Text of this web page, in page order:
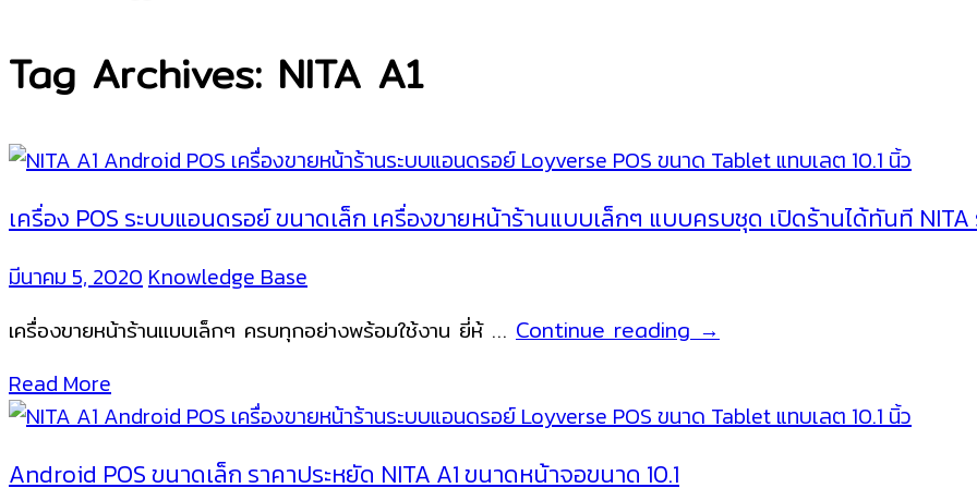
Tag Archives: NITA A1
เครื่อง POS ระบบแอนดรอย์ ขนาดเล็ก เครื่องขายหน้าร้านแบบเล็กๆ แบบครบชุด เปิดร้านได้ทันที NITA
มีนาคม 5, 2020Knowledge Base
เครื่องขายหน้าร้านแบบเล็กๆ ครบทุกอย่างพร้อมใช้งาน ยี่ห้ … Continue readingเครื่อง
แอน
→
Read More
Android POS ขนาดเล็ก ราคาประหยัด NITA A1 ขนาดหน้าจอขนาด 10.1